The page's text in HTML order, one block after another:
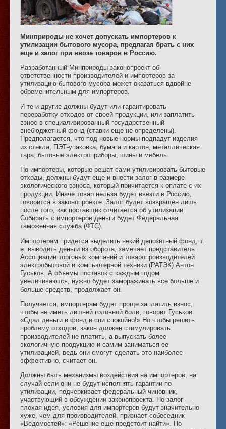
Минприроды не хочет допускать импортеров к
утилизации бытового мусора, предлагая брать с них
еще и залог при ввозе товаров в Россию.
Разработанный Минприроды законопроект об
ответственности производителей и импортеров за
утилизацию бытового мусора может оказаться вдвойне
обременительным для импортеров.
И те и другие должны будут или гарантировать
переработку отходов от своей продукции, или заплатить
взнос в специализированный государственный
внебюджетный фонд (ставки еще не определены).
Предполагается, что под новые нормы подпадут изделия
из стекла, ПЭТ-упаковка, бумага и картон, металлическая
тара, бытовые электроприборы, шины и мебель.
Но импортеры, которые решат сами утилизировать бытовые
отходы, должны будут еще и внести залог в размере
экологического взноса, который причитается к оплате с их
продукции. Иначе товар нельзя будет ввезти в Россию,
говорится в законопроекте. Залог будет возвращен лишь
после того, как поставщик отчитается об утилизации.
Собирать с импортеров деньги будет Федеральная
таможенная служба (ФТС).
Импортерам придется выделить некий депозитный фонд, т.
е. выводить деньги из оборота, замечает представитель
Ассоциации торговых компаний и товаропроизводителей
электробытовой и компьютерной техники (РАТЭК) Антон
Гуськов. А объемы поставок с каждым годом
увеличиваются, нужно будет замораживать все больше и
больше средств, продолжает он.
Получается, импортерам будет проще заплатить взнос,
чтобы не иметь лишней головной боли, говорит Гуськов:
«Сдал деньги в фонд и спи спокойно!» Но чтобы решить
проблему отходов, закон должен стимулировать
производителей не платить, а выпускать более
экологичную продукцию и самим заниматься ее
утилизацией, ведь они смогут сделать это наиболее
эффективно, считает он.
Должны быть механизмы воздействия на импортеров, на
случай если они не будут исполнять гарантии по
утилизации, подчеркивает федеральный чиновник,
участвующий в обсуждении законопроекта. Но залог —
плохая идея, условия для импортеров будут значительно
хуже, чем для производителей, признает собеседник
«Ведомостей»: «Решение еще предстоит найти». По